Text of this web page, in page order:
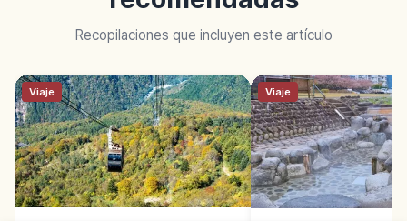
Recopilaciones que incluyen este artículo
Viaje Viaje